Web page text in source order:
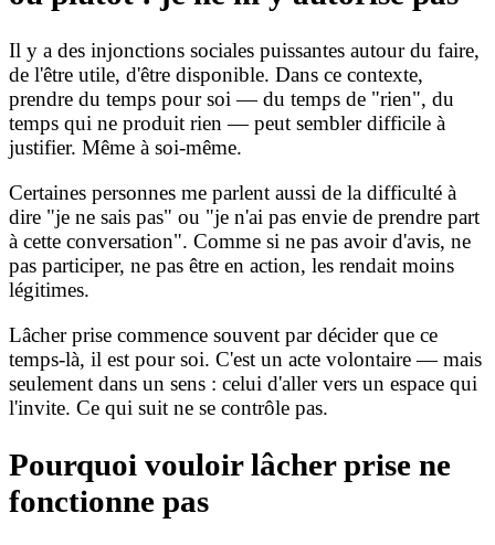
Il y a des injonctions sociales puissantes autour du faire,
de l'être utile, d'être disponible. Dans ce contexte,
prendre du temps pour soi — du temps de "rien", du
temps qui ne produit rien — peut sembler difficile à
justifier. Même à soi-même.
Certaines personnes me parlent aussi de la difficulté à
dire "je ne sais pas" ou "je n'ai pas envie de prendre part
à cette conversation". Comme si ne pas avoir d'avis, ne
pas participer, ne pas être en action, les rendait moins
légitimes.
Lâcher prise commence souvent par décider que ce
temps-là, il est pour soi. C'est un acte volontaire — mais
seulement dans un sens : celui d'aller vers un espace qui
l'invite. Ce qui suit ne se contrôle pas.
Pourquoi vouloir lâcher prise ne
fonctionne pas